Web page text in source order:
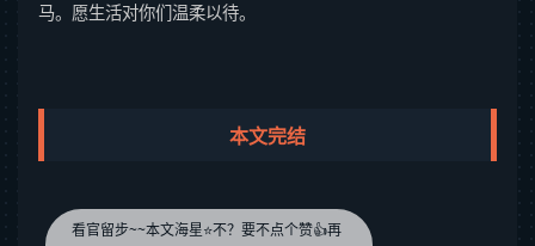
马。愿生活对你们温柔以待。
本文完结
看官留步~~本文海星⭐️不？要不点个赞👍再